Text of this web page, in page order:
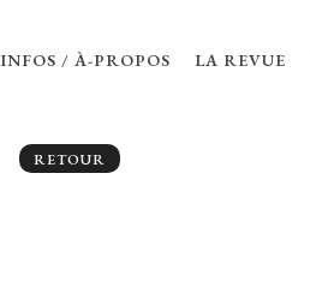
INFOS / À-PROPOS LA REVUE
RETOUR